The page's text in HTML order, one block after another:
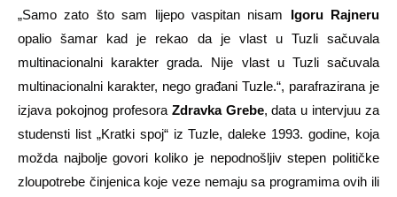
„Samo zato što sam lijepo vaspitan nisam Igoru Rajneru
opalio šamar kad je rekao da je vlast u Tuzli sačuvala
multinacionalni karakter grada. Nije vlast u Tuzli sačuvala
multinacionalni karakter, nego građani Tuzle.“, parafrazirana je
izjava pokojnog profesora Zdravka Grebe, data u intervjuu za
studensti list „Kratki spoj“ iz Tuzle, daleke 1993. godine, koja
možda najbolje govori koliko je nepodnošljiv stepen političke
zloupotrebe činjenica koje veze nemaju sa programima ovih ili